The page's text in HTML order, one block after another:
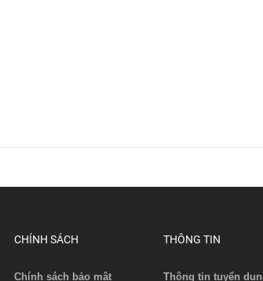
CHÍNH SÁCH
Chính sách bảo mật
THÔNG TIN
Thông tin tuyển